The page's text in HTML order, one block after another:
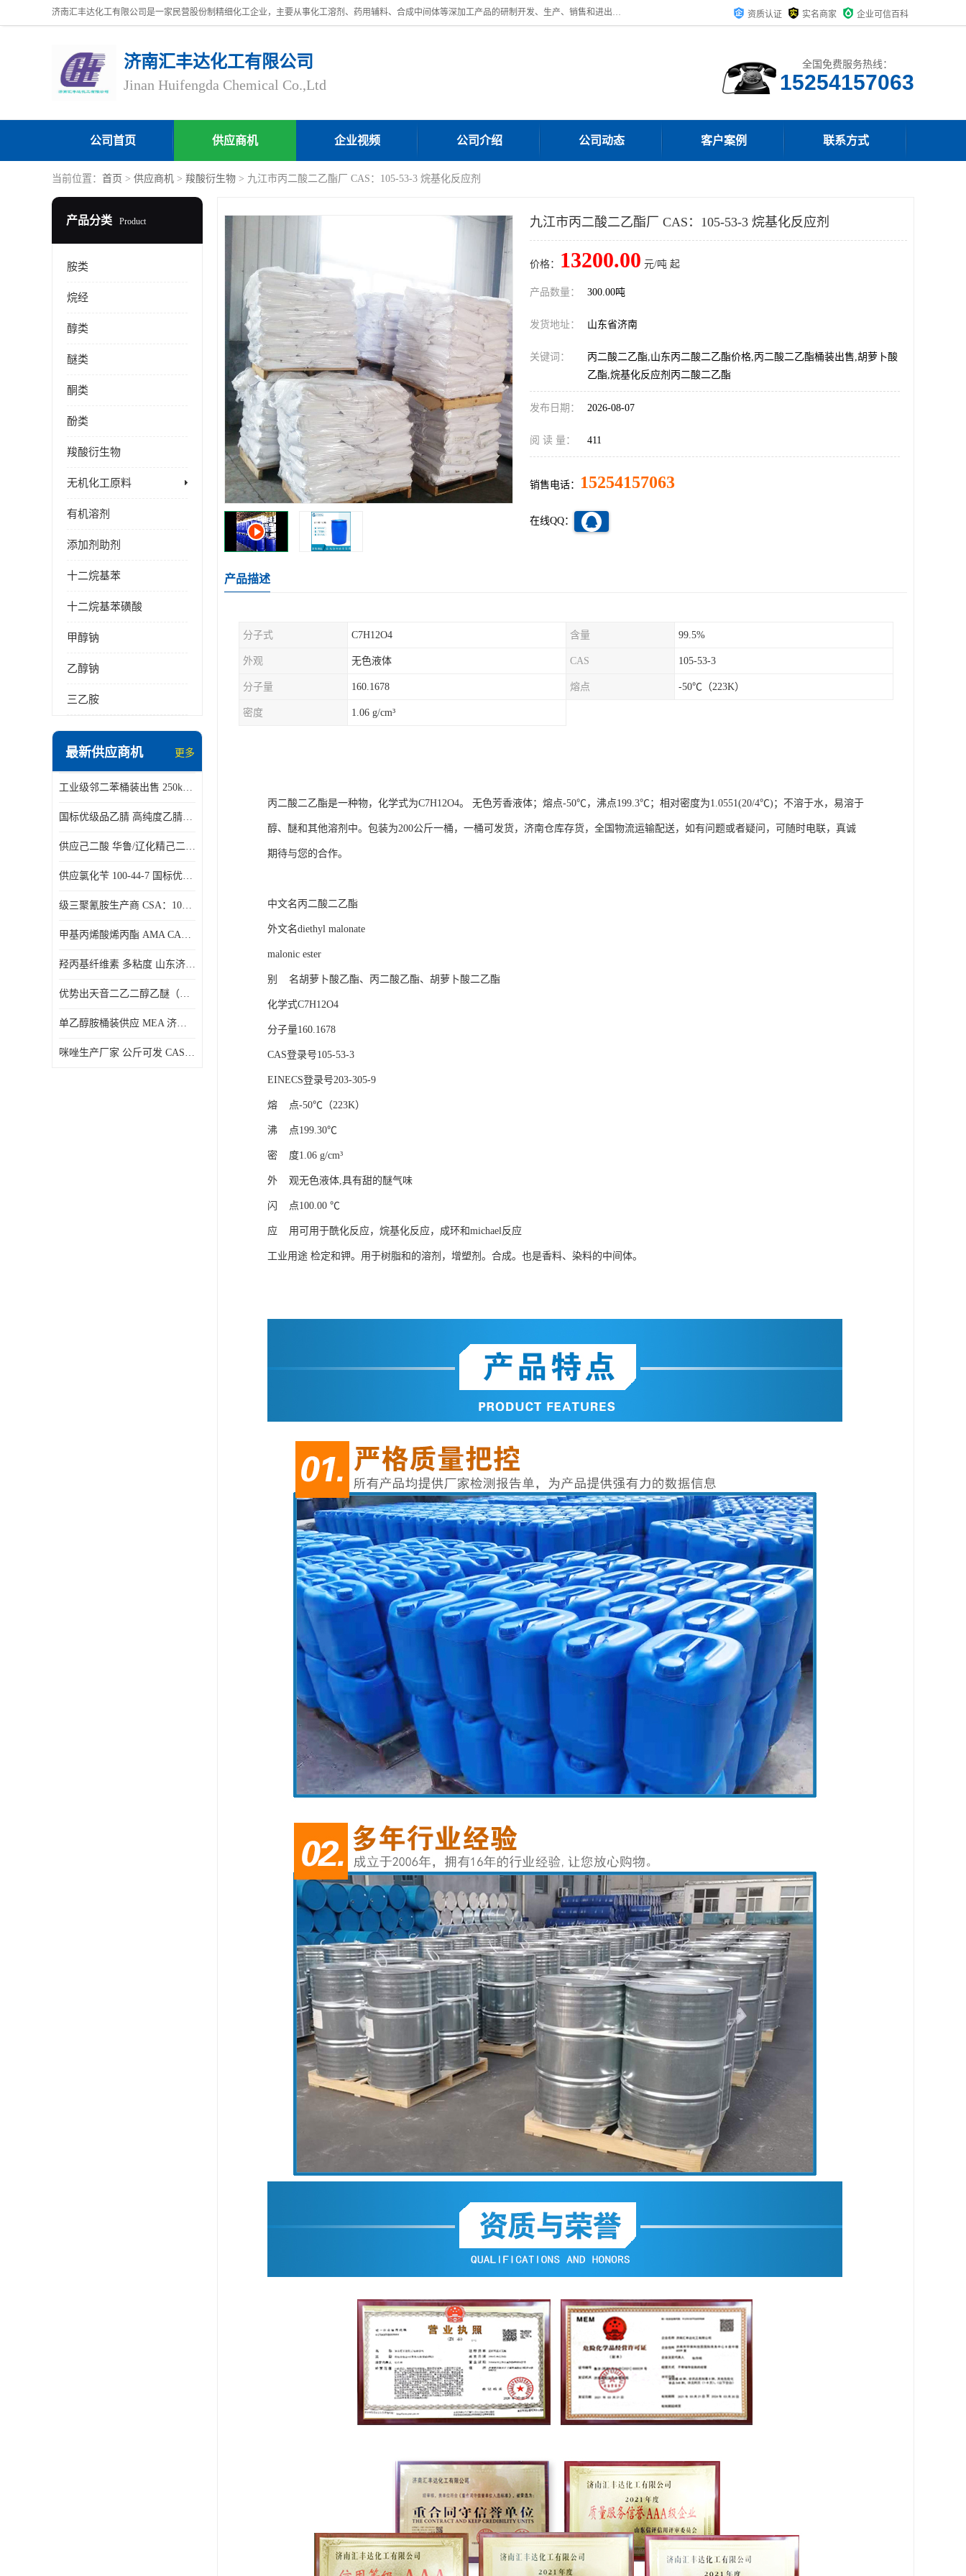
济南汇丰达化工有限公司是一家民营股份制精细化工企业，主要从事化工溶剂、药用辅料、合成中间体等深加工产品的研制开发、生产、销售和进出口贸易。主营产品：环氧丙烷，十二烷基苯，甲基磺酸，磺酸，DMF，DMAC，甘油，苯甲醇，乙酰氯，甲基丙烯酸，甲基丙烯酸甲酯，叔丁醇，异辛酸，二乙烯三胺，一乙，二乙‎，三乙醇胺，原乙酸三甲酯等化工产品及中间体。欢迎各界朋友洽谈咨询业务。 资质认证 实名商家 企业可信百科
济南汇丰达化工有限公司
Jinan Huifengda Chemical Co.,Ltd
全国免费服务热线：
15254157063
公司首页 供应商机 企业视频 公司介绍 公司动态 客户案例 联系方式
当前位置： 首页 > 供应商机 > 羧酸衍生物 > 九江市丙二酸二乙酯厂 CAS：105-53-3 烷基化反应剂
产品分类 Product
胺类
烷经
醇类
醚类
酮类
酚类
羧酸衍生物
无机化工原料
有机溶剂
添加剂助剂
十二烷基苯
十二烷基苯磺酸
甲醇钠
乙醇钠
三乙胺
最新供应商机 更多
工业级邻二苯桶装出售 250kg/桶 95-50-1
国标优级品乙腈 高纯度乙腈桶装现货160kg桶
供应己二酸 华鲁/辽化精己二酸 大包装可分小包装现货
供应氯化苄 100-44-7 国标优等品苄基氯 一桶起发
级三聚氰胺生产商 CSA：108-78-1 济南发货
甲基丙烯酸烯丙酯 AMA CAS：96-05-9
羟丙基纤维素 多粘度 山东济南仓库发货
优势出天音二乙二醇乙醚（DPE）山东仓库发现货
单乙醇胺桶装供应 MEA 济南仓库发货 厂家
咪唑生产厂家 公斤可发 CAS:288-32-4
九江市丙二酸二乙酯厂 CAS：105-53-3 烷基化反应剂
价格： 13200.00 元/吨 起
产品数量： 300.00吨
发货地址： 山东省济南
关键词：
丙二酸二乙酯,山东丙二酸二乙酯价格,丙二酸二乙酯桶装出售,胡萝卜酸
乙酯,烷基化反应剂丙二酸二乙酯
发布日期： 2026-08-07
阅 读 量： 411
销售电话： 15254157063
在线QQ：
产品描述
分子式 C7H12O4 含量 99.5%
外观 无色液体 CAS 105-53-3
分子量 160.1678 熔点 -50℃（223K）
密度 1.06 g/cm³
丙二酸二乙酯是一种物，化学式为C7H12O4。 无色芳香液体；熔点-50℃，沸点199.3℃；相对密度为1.0551(20/4℃)；不溶于水，易溶于
醇、醚和其他溶剂中。包装为200公斤一桶，一桶可发货，济南仓库存货，全国物流运输配送，如有问题或者疑问，可随时电联，真诚
期待与您的合作。
中文名丙二酸二乙酯
外文名diethyl malonate
malonic ester
别 名胡萝卜酸乙酯、丙二酸乙酯、胡萝卜酸二乙酯
化学式C7H12O4
分子量160.1678
CAS登录号105-53-3
EINECS登录号203-305-9
熔 点-50℃（223K）
沸 点199.30℃
密 度1.06 g/cm³
外 观无色液体,具有甜的醚气味
闪 点100.00 ℃
应 用可用于酰化反应，烷基化反应，成环和michael反应
工业用途 检定和钾。用于树脂和的溶剂，增塑剂。合成。也是香料、染料的中间体。